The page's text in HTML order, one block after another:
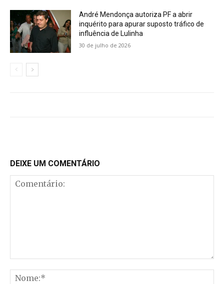
André Mendonça autoriza PF a abrir
inquérito para apurar suposto tráfico de
influência de Lulinha
30 de julho de 2026
DEIXE UM COMENTÁRIO